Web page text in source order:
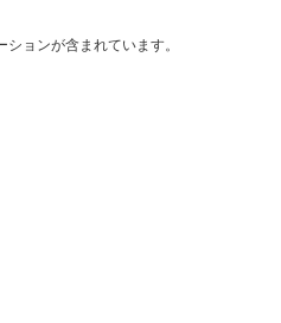
ョンが含まれています。